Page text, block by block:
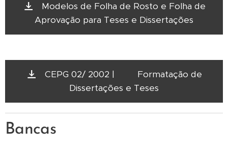
Modelos de Folha de Rosto e Folha de
Aprovação para Teses e Dissertações
CEPG 02/ 2002 | Formatação de
Dissertações e Teses
Bancas